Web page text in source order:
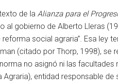
de la Alianza para el
al gobierno de Alberto Lleras
social agraria”. Esa ley
(citado por Thorp, 1998), se
no asignó ni las facultades
entidad responsable de